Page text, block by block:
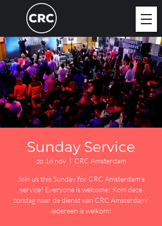
Sunday Service
zo 16 nov
  |
CRC Amsterdam
Join us this Sunday for CRC Amsterdam's
service! Everyone is welcome! Kom deze
zondag naar de dienst van CRC Amsterdam!
Iedereen is welkom!